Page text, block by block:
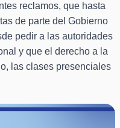
reclamos, que hasta
de parte del Gobierno
pedir a las autoridades
y que el derecho a la
las clases presenciales